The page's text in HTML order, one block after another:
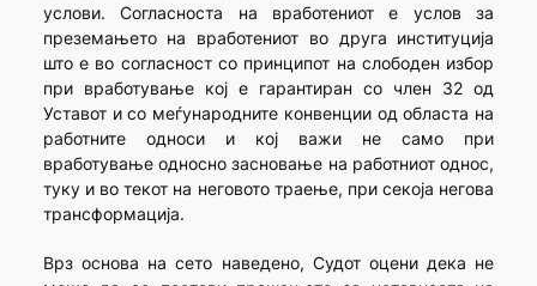
услови. Согласноста на вработениот е услов за
преземањето на вработениот во друга институција
што е во согласност со принципот на слободен избор
при вработување кој е гарантиран со член 32 од
Уставот и со меѓународните конвенции од областа на
работните односи и кој важи не само при
вработување односно засновање на работниот однос,
туку и во текот на неговото траење, при секоја негова
трансформација.
Врз основа на сето наведено, Судот оцени дека не